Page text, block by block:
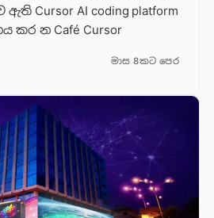
Cursor AI coding platform
කර න Café Cursor
මාස 8කට පෙර